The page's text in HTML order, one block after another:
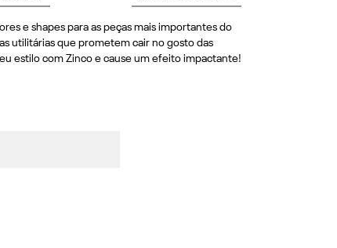
e shapes para as peças mais importantes do
utilitárias que prometem cair no gosto das
estilo com Zinco e cause um efeito impactante!